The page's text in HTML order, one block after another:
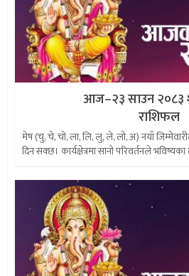
आज–२३ साउन २०८३
राशिफल
मेष (चु, चे, चो, ला, लि, लु, ले, लो, अ) नयाँ
दिन सक्छ। कार्यक्षेत्रमा सानो परिवर्तनले भविष्यका